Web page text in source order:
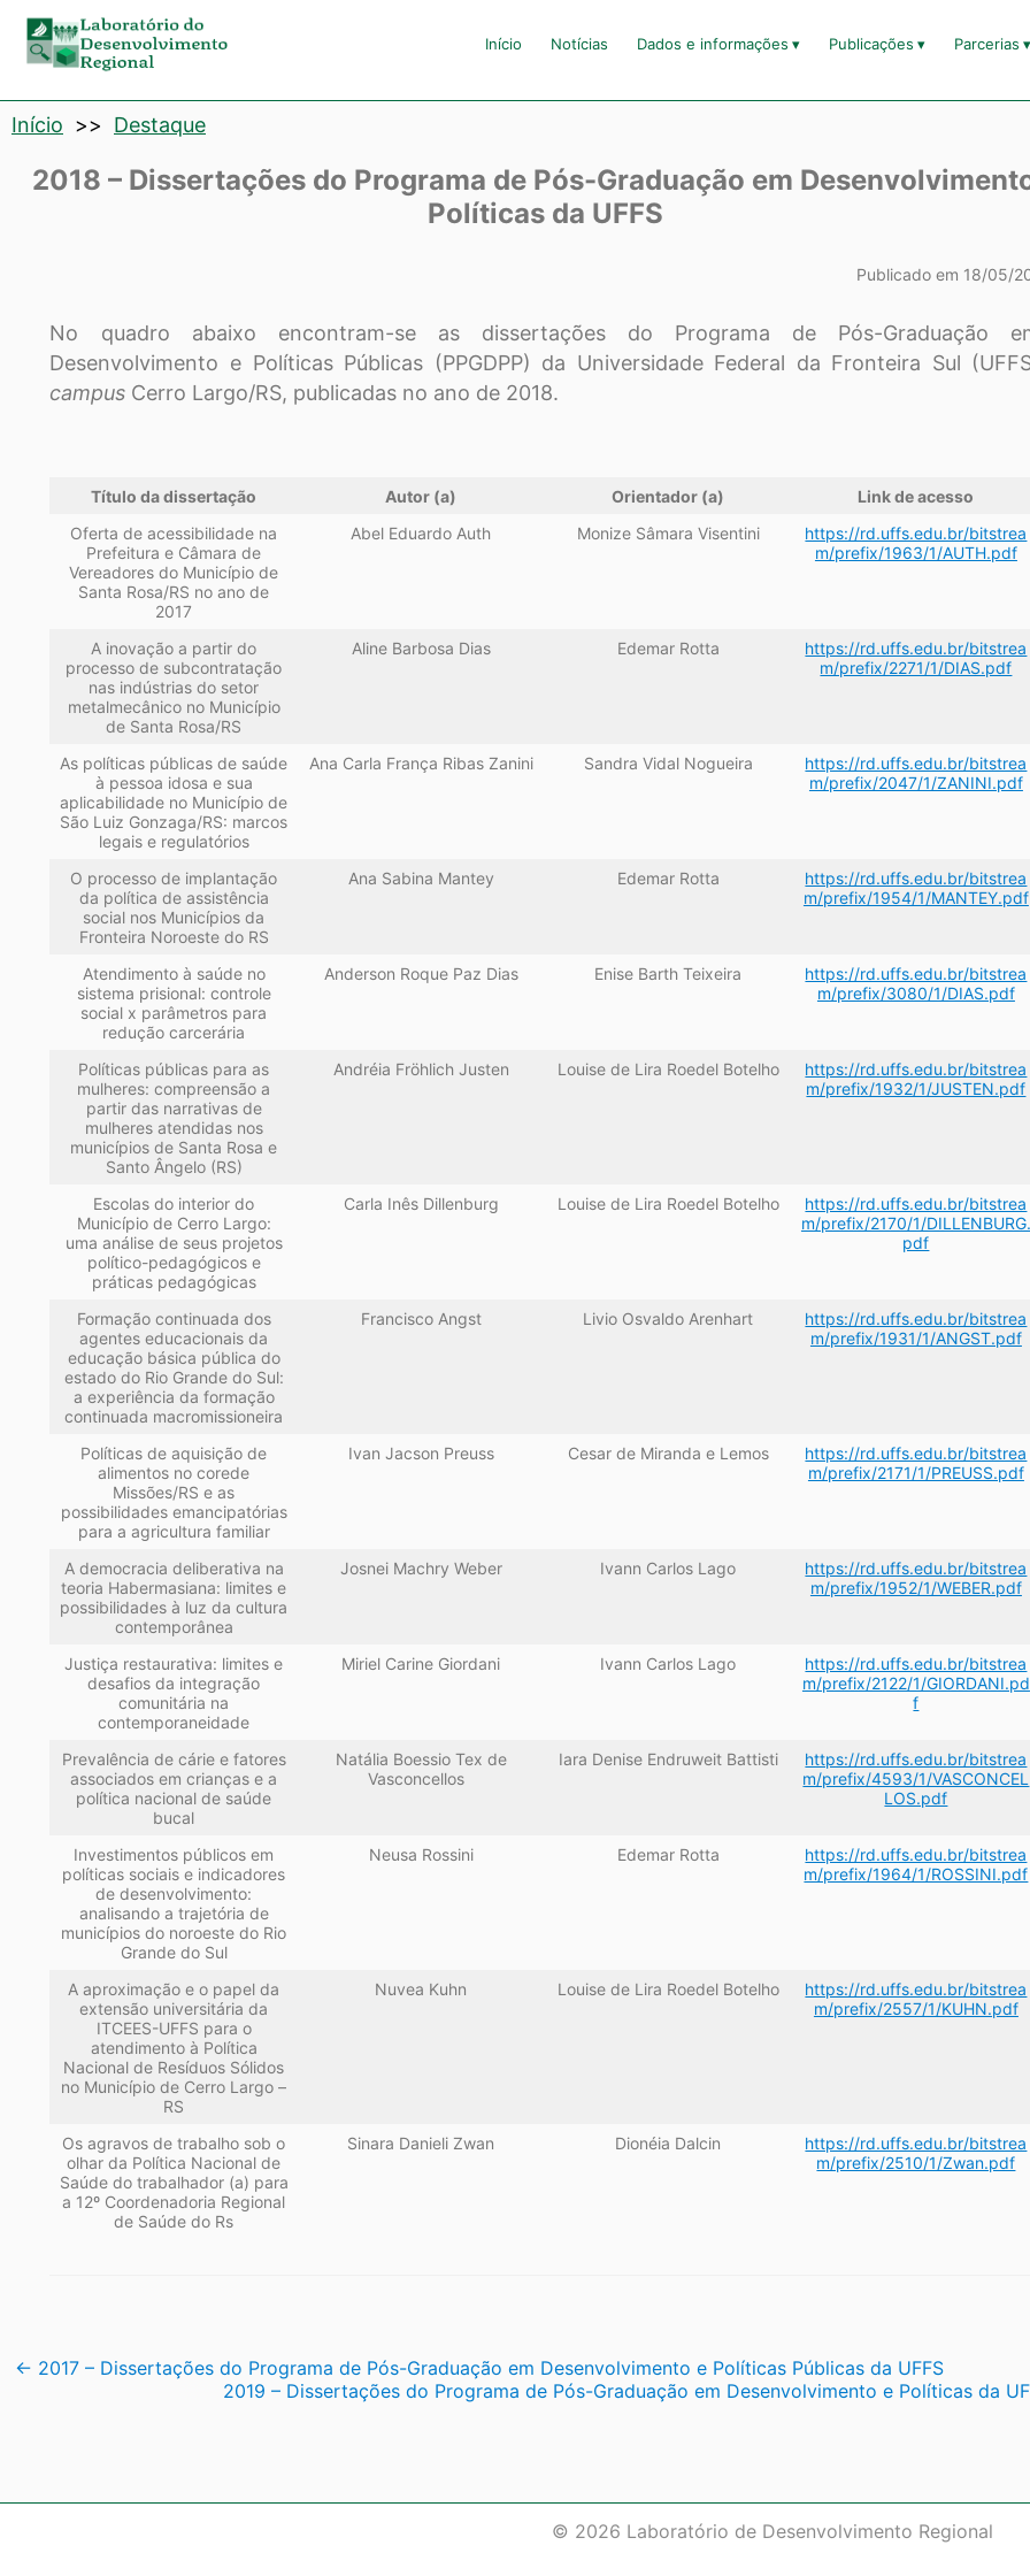
Laboratório
de
Desenvolvimento
Início Notícias Dados e informações Publicações Parcerias
Início >> Destaque
2018 – Dissertações do Programa de Pós-Graduação em
Políticas da UFFS
Publicado em 18/05/
No quadro abaixo encontram-se as dissertações do Programa de Pós-Graduação
Desenvolvimento e Políticas Públicas (PPGDPP) da Universidade Federal da Fronteira Sul
campus Cerro Largo/RS, publicadas no ano de 2018.
Título da dissertação Autor (a) Orientador (a)
Link de acesso
Oferta de acessibilidade na
Prefeitura e Câmara de
Vereadores do Município de
Santa Rosa/RS no ano de
2017
Abel Eduardo Auth Monize Sâmara Visentini
https://rd.uffs.edu.br/bitstrea
m/prefix/1963/1/AUTH.pdf
A inovação a partir do
processo de subcontratação
nas indústrias do setor
metalmecânico no Município
de Santa Rosa/RS
Aline Barbosa Dias Edemar Rotta
https://rd.uffs.edu.br/bitstrea
m/prefix/2271/1/DIAS.pdf
As políticas públicas de saúde
à pessoa idosa e sua
aplicabilidade no Município de
São Luiz Gonzaga/RS: marcos
legais e regulatórios
Ana Carla França Ribas Zanini Sandra Vidal Nogueira
https://rd.uffs.edu.br/bitstrea
m/prefix/2047/1/ZANINI.pdf
O processo de implantação
da política de assistência
social nos Municípios da
Fronteira Noroeste do RS
Ana Sabina Mantey Edemar Rotta
https://rd.uffs.edu.br/bitstrea
m/prefix/1954/1/MANTEY.pdf
Atendimento à saúde no
sistema prisional: controle
social x parâmetros para
redução carcerária
Anderson Roque Paz Dias Enise Barth Teixeira
https://rd.uffs.edu.br/bitstrea
m/prefix/3080/1/DIAS.pdf
Políticas públicas para as
mulheres: compreensão a
partir das narrativas de
mulheres atendidas nos
municípios de Santa Rosa e
Santo Ângelo (RS)
Andréia Fröhlich Justen Louise de Lira Roedel Botelho
https://rd.uffs.edu.br/bitstrea
m/prefix/1932/1/JUSTEN.pdf
Escolas do interior do
Município de Cerro Largo:
uma análise de seus projetos
político-pedagógicos e
práticas pedagógicas
Carla Inês Dillenburg Louise de Lira Roedel Botelho
https://rd.uffs.edu.br/bitstrea
m/prefix/2170/1/DILLENBURG.
pdf
Formação continuada dos
agentes educacionais da
educação básica pública do
estado do Rio Grande do Sul:
a experiência da formação
continuada macromissioneira
Francisco Angst Livio Osvaldo Arenhart
https://rd.uffs.edu.br/bitstrea
m/prefix/1931/1/ANGST.pdf
Políticas de aquisição de
alimentos no corede
Missões/RS e as
possibilidades emancipatórias
para a agricultura familiar
Ivan Jacson Preuss Cesar de Miranda e Lemos
https://rd.uffs.edu.br/bitstrea
m/prefix/2171/1/PREUSS.pdf
A democracia deliberativa na
teoria Habermasiana: limites e
possibilidades à luz da cultura
contemporânea
Josnei Machry Weber Ivann Carlos Lago
https://rd.uffs.edu.br/bitstrea
m/prefix/1952/1/WEBER.pdf
Justiça restaurativa: limites e
desafios da integração
comunitária na
contemporaneidade
Miriel Carine Giordani Ivann Carlos Lago
https://rd.uffs.edu.br/bitstrea
m/prefix/2122/1/GIORDANI.pd
f
Prevalência de cárie e fatores
associados em crianças e a
política nacional de saúde
bucal
Natália Boessio Tex de
Vasconcellos
Iara Denise Endruweit Battisti
https://rd.uffs.edu.br/bitstrea
m/prefix/4593/1/VASCONCEL
LOS.pdf
Investimentos públicos em
políticas sociais e indicadores
de desenvolvimento:
analisando a trajetória de
municípios do noroeste do Rio
Grande do Sul
Neusa Rossini Edemar Rotta
https://rd.uffs.edu.br/bitstrea
m/prefix/1964/1/ROSSINI.pdf
A aproximação e o papel da
extensão universitária da
ITCEES-UFFS para o
atendimento à Política
Nacional de Resíduos Sólidos
no Município de Cerro Largo –
RS
Nuvea Kuhn Louise de Lira Roedel Botelho
https://rd.uffs.edu.br/bitstrea
m/prefix/2557/1/KUHN.pdf
Os agravos de trabalho sob o
olhar da Política Nacional de
Saúde do trabalhador (a) para
a 12º Coordenadoria Regional
de Saúde do Rs
Sinara Danieli Zwan Dionéia Dalcin
https://rd.uffs.edu.br/bitstrea
m/prefix/2510/1/Zwan.pdf
Navegação
← 2017 – Dissertações do Programa de Pós-Graduação em Desenvolvimento e Políticas Públicas da UFFS
2019 – Dissertações do Programa de Pós-Graduação em Desenvolvimento e Políticas da
© 2026 Laboratório de Desenvolvimento Regional